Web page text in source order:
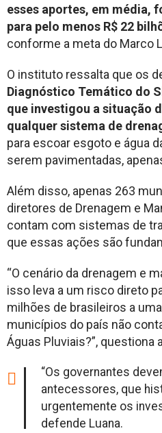
esses aportes, em média,
para pelo menos R$ 22
conforme a meta do Marco
O instituto ressalta que os
Diagnóstico Temático do
que investigou a situação
qualquer sistema de
para escoar esgoto e água
serem pavimentadas,
Além disso, apenas 263
diretores de Drenagem e
contam com sistemas de
que essas ações são
“O cenário da drenagem e
isso leva a um risco direto
milhões de brasileiros a
municípios do país não
Águas Pluviais?”,
“Os governantes
antecessores, que
urgentemente os
defende Luana.